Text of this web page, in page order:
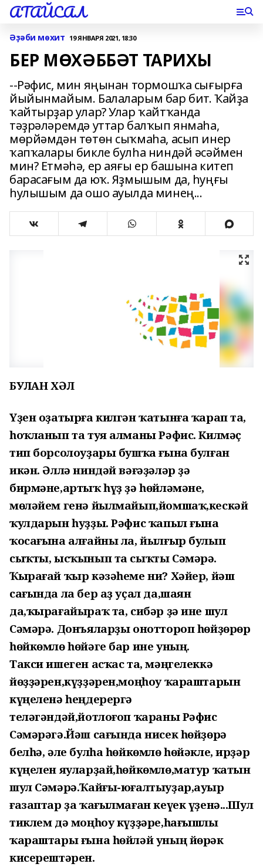
АТАЙСАЛ
Әҙәби мѳхит 19 ЯНВАРЯ 2021, 18:30
БЕР МӨХӘББӘТ ТАРИХЫ
--Рәфис, мин яңынан тормошҡа сығырға
йыйынмайым. Балаларым бар бит. Ҡайҙа
ҡайтырҙар улар? Улар ҡайтҡанда
тәҙрәләремдә уттар балҡып янмаһа,
мөрйәмдән төтөн сыҡмаһа, асып инер
ҡапҡалары бикле булһа ниндәй әсәймен
мин? Етмәһә, ер аяғы ер башына китеп
барасағым да юҡ. Яҙмышым да, һуңғы
һулышым да ошо ауылда минең...
БУЛҒАН ХӘЛ
Үҙен оҙатырға килгән ҡатынға ҡарап та,
һоҡланып та туя алманы Рәфис. Килмәҫ
тип борсолоуҙары бушҡа ғына булған
икән. Әллә ниндәй вәғәҙәләр ҙә
бирмәне,артыҡ һүҙ ҙә һөйләмәне,
мөләйем генә йылмайып,йомшаҡ,кескәй
ҡулдарын һуҙҙы. Рәфис ҡапыл ғына
ҡосағына алғайны ла, йылғыр булып
сыҡты, ысҡынып та сыҡты Сәмәрә.
Ҡырағай ҡыр кәзәһеме ни? Хәйер, йәш
сағында ла бер аҙ уҫал да,шаян
да,ҡырағайыраҡ та, сибәр ҙә ине шул
Сәмәрә. Донъяларҙы оноттороп һөйҙөрөр
һөйкөмлө һөйәге бар ине уның.
Такси ишеген асҡас та, мәңгелеккә
йөҙҙәрен,күҙҙәрен,моңһоу ҡараштарын
күңеленә һеңдерергә
теләгәндәй,йотлоғоп ҡараны Рәфис
Сәмәрәгә.Йәш сағында нисек һөйҙөрә
белһә, әле булһа һөйкөмлө һөйәкле, ирҙәр
күңелен яуларҙай,һөйкөмлө,матур ҡатын
шул Сәмәрә.Ҡайғы-юғалтыуҙар,ауыр
ғазаптар ҙа ҡағылмаған кеүек үҙенә...Шул
тиклем дә моңһоу күҙҙәре,һағышлы
ҡараштары ғына һөйләй уның йөрәк
кисерештәрен.